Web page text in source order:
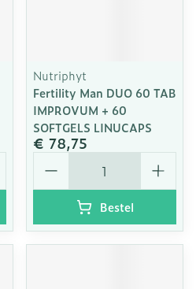
Nutriphyt
Fertility Man DUO 60 TAB
IMPROVUM + 60
SOFTGELS LINUCAPS
€ 78,75
Aantal
Bestel